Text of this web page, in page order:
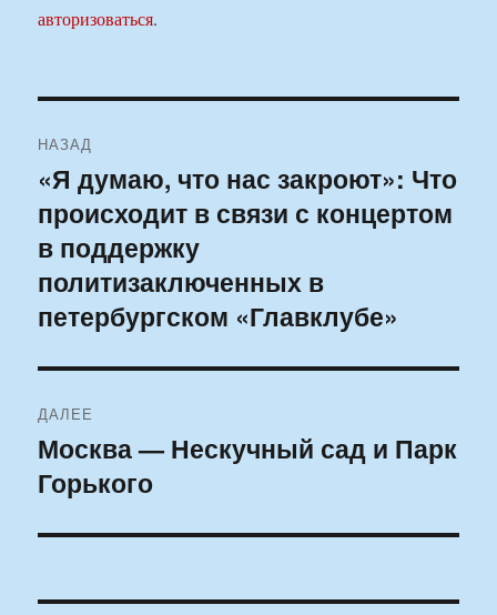
авторизоваться.
по
записям
НАЗАД
Предыдущая
запись:
«Я думаю, что нас закроют»: Что
происходит в связи с концертом
в поддержку
политизаключенных в
петербургском «Главклубе»
ДАЛЕЕ
Следующая
запись:
Москва — Нескучный сад и Парк
Горького